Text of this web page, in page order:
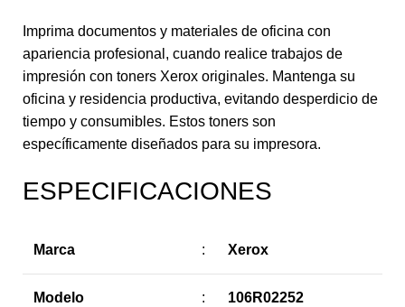
Imprima documentos y materiales de oficina con
apariencia profesional, cuando realice trabajos de
impresión con toners Xerox originales. Mantenga su
oficina y residencia productiva, evitando desperdicio de
tiempo y consumibles. Estos toners son
específicamente diseñados para su impresora.
ESPECIFICACIONES
Marca : Xerox
Modelo : 106R02252